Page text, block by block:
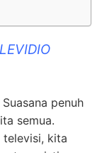
penuh
semua.
kita